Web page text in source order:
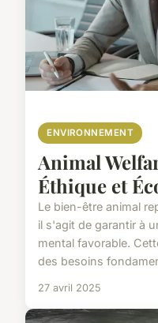
ENVIRONNEMENT
Animal
Éthique et
Le bien-être animal
il s'agit de garantir à
mental favorable.
des besoins
27 avril 2025